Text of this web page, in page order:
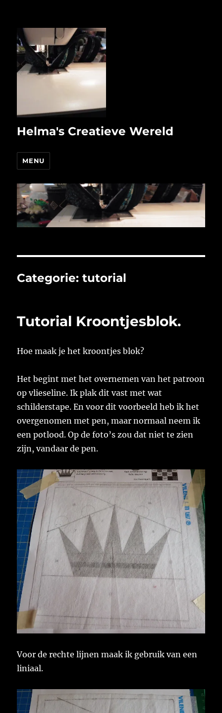
Helma's Creatieve Wereld
MENU
Categorie:tutorial
Tutorial Kroontjesblok.
Hoe maak je het kroontjes blok?
Het begint met het overnemen van het patroon
op vlieseline. Ik plak dit vast met wat
schilderstape. En voor dit voorbeeld heb ik het
overgenomen met pen, maar normaal neem ik
een potlood. Op de foto’s zou dat niet te zien
zijn, vandaar de pen.
Voor de rechte lijnen maak ik gebruik van een
liniaal.